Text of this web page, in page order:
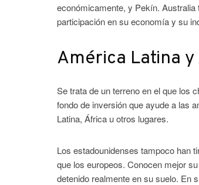
económicamente, y Pekín.
participación en su economía y su
América Latina
Se trata de un terreno en el que los
fondo de inversión que ayude a las
Latina, África u otros lugares.
Los estadounidenses tampoco han
que los europeos. Conocen mejor
detenido realmente en su suelo. En